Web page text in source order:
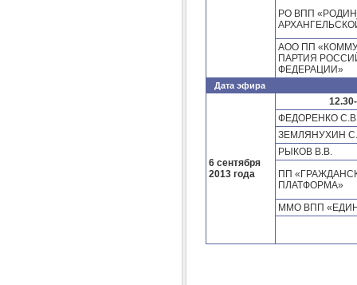
РО ВПП
АОО ПП
ПАРТИЯ
ФЕДЕРАЦИИ»
Дата эфира
6 сентября
2013 года
ФЕДОРЕНКО
ЗЕМЛЯНУХИН
РЫКОВ В.В.
ПП
ПЛАТФОРМА»
ММО ВПП